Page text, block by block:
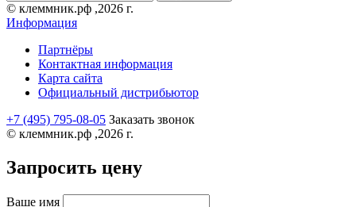
© клеммник.рф ,2026 г.
Информация
Партнёры
Контактная информация
Карта сайта
Официальный дистрибьютор
+7 (495) 795-08-05 Заказать звонок
© клеммник.рф ,2026 г.
Запросить цену
Ваше имя